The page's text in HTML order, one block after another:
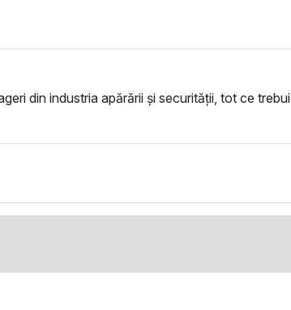
din industria apărării și securității, tot ce